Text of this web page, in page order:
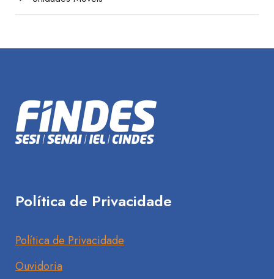
Política de Privacidade
Política de Privacidade
Ouvidoria